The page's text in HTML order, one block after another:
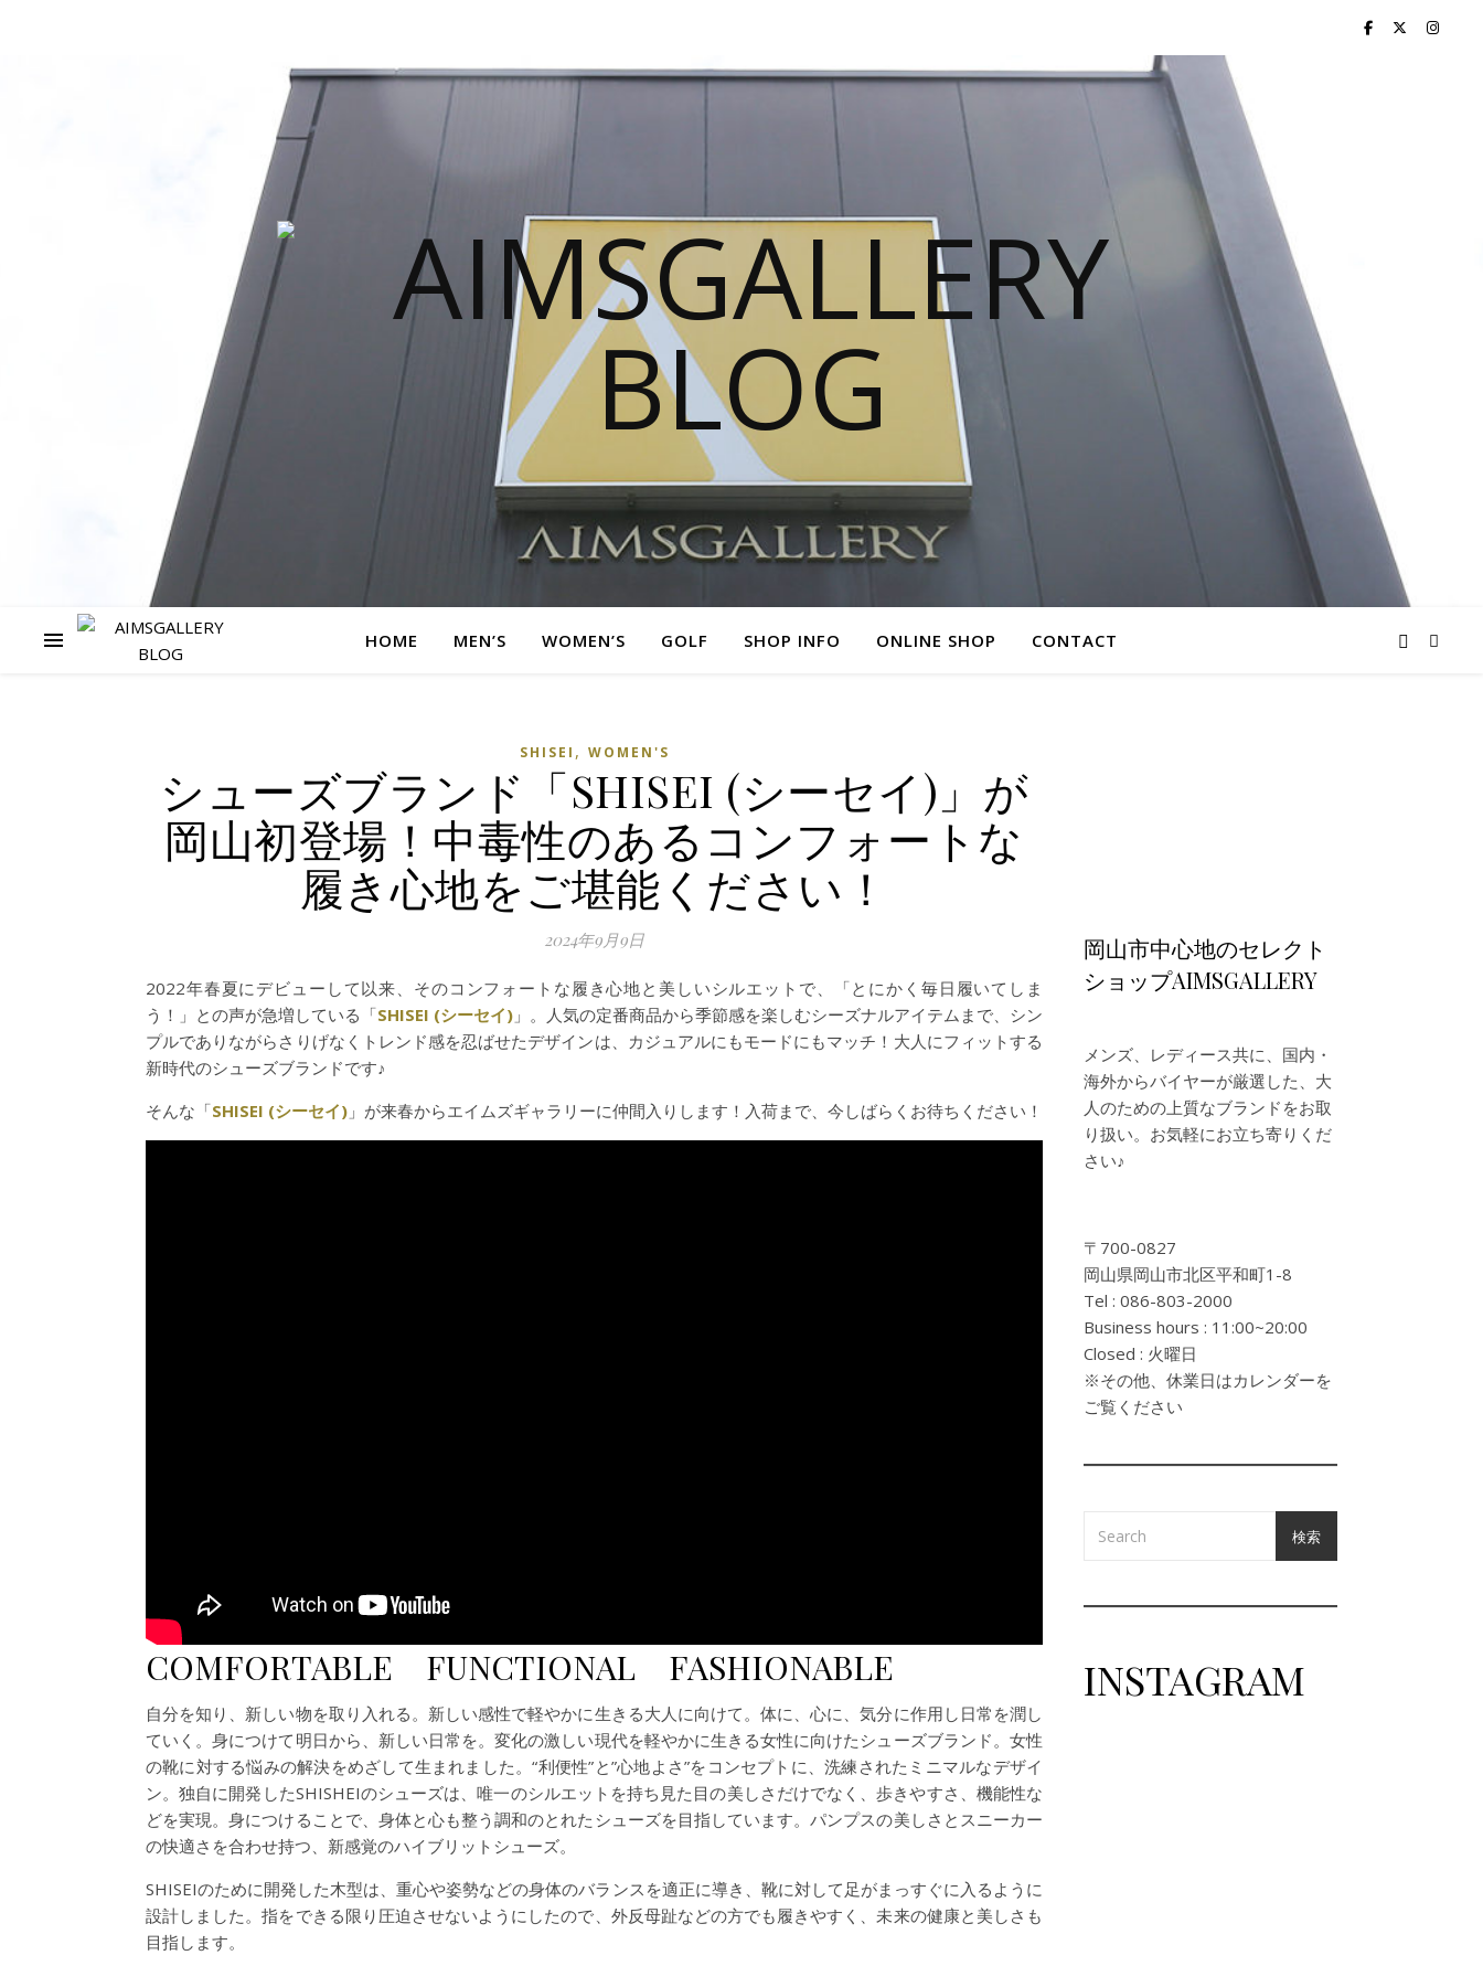
HOME MEN’S WOMEN’S GOLF SHOP INFO ONLINE SHOP CONTACT
SHISEI , WOMEN'S
シューズブランド「SHISEI (シーセイ)」が
岡山初登場！中毒性のあるコンフォートな
履き心地をご堪能ください！
2024年9月9日
2022年春夏にデビューして以来、そのコンフォートな履き心地と美しいシルエットで、「とにかく毎日履いてしま
う！」との声が急増している「SHISEI (シーセイ) 」。人気の定番商品から季節感を楽しむシーズナルアイテムまで、シン
プルでありながらさりげなくトレンド感を忍ばせたデザインは、カジュアルにもモードにもマッチ！大人にフィットする
新時代のシューズブランドです♪
そんな「SHISEI (シーセイ) 」が来春からエイムズギャラリーに仲間入りします！入荷まで、今しばらくお待ちください！
COMFORTABLE FUNCTIONAL FASHIONABLE
自分を知り、新しい物を取り入れる。新しい感性で軽やかに生きる大人に向けて。体に、心に、気分に作用し日常を潤し
ていく。身につけて明日から、新しい日常を。変化の激しい現代を軽やかに生きる女性に向けたシューズブランド。女性
の靴に対する悩みの解決をめざして生まれました。“利便性”と”心地よさ”をコンセプトに、洗練されたミニマルなデザイ
ン。独自に開発したSHISHEIのシューズは、唯一のシルエットを持ち見た目の美しさだけでなく、歩きやすさ、機能性な
どを実現。身につけることで、身体と心も整う調和のとれたシューズを目指しています。パンプスの美しさとスニーカー
の快適さを合わせ持つ、新感覚のハイブリットシューズ。
SHISEIのために開発した木型は、重心や姿勢などの身体のバランスを適正に導き、靴に対して足がまっすぐに入るように
設計しました。指をできる限り圧迫させないようにしたので、外反母趾などの方でも履きやすく、未来の健康と美しさも
目指します。
岡山市中心地のセレクト
ショップAIMSGALLERY
メンズ、レディース共に、国内・
海外からバイヤーが厳選した、大
人のための上質なブランドをお取
り扱い。お気軽にお立ち寄りくだ
さい♪
〒700-0827
岡山県岡山市北区平和町1-8
Tel : 086-803-2000
Business hours : 11:00~20:00
Closed : 火曜日
※その他、休業日はカレンダーを
ご覧ください
検索
INSTAGRAM